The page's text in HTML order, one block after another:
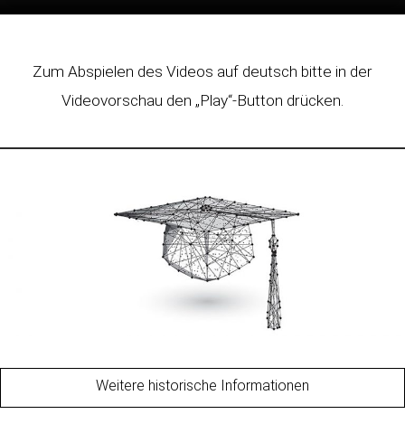
Zum Abspielen des Videos auf deutsch bitte in der
Videovorschau den „Play“-Button drücken.
Weitere historische Informationen